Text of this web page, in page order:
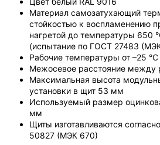
Материал самозатухающий
стойкостью к воспламенению
нагретой до температуры 650
(испытание по ГОСТ 27483
Рабочие температуры от –25
Межосевое расстояние
Максимальная высота
установки в щит 53 мм
Используемый размер
мм
Щиты изготавливаются
50827 (МЭК 670)